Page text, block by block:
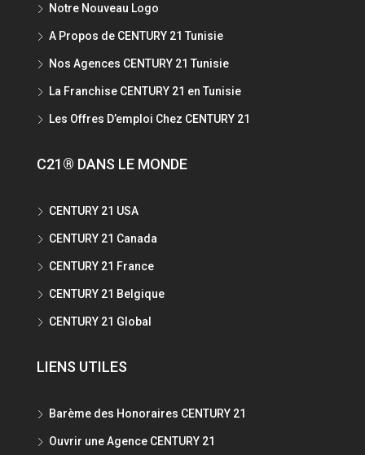
Notre Nouveau Logo
A Propos de CENTURY 21 Tunisie
Nos Agences CENTURY 21 Tunisie
La Franchise CENTURY 21 en Tunisie
Les Offres D’emploi Chez CENTURY 21
C21® DANS LE MONDE
CENTURY 21 USA
CENTURY 21 Canada
CENTURY 21 France
CENTURY 21 Belgique
CENTURY 21 Global
LIENS UTILES
Barème des Honoraires CENTURY 21
Ouvrir une Agence CENTURY 21